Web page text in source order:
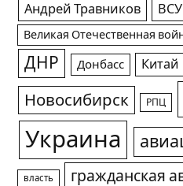
Андрей Травников ВСУ
Великая Отечественная
ДНР Донбасс Китай
Новосибирск РПЦ
Украина
власть гражданская